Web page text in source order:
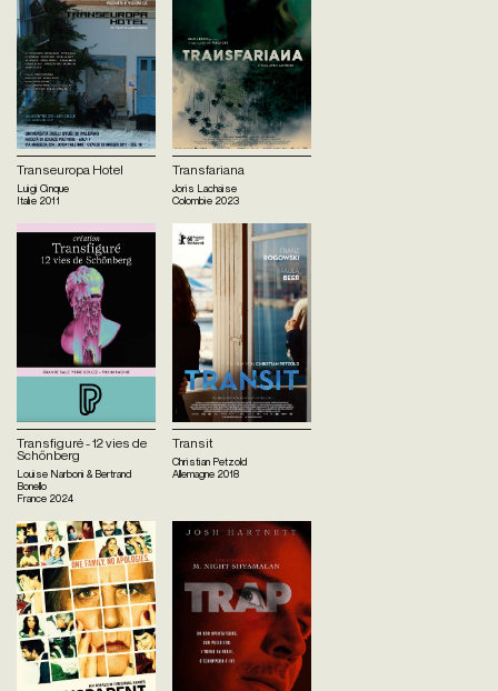
Transeuropa Hotel
Luigi Cinque
Italie 2011
Transfariana
Joris Lachaise
Colombie 2023
Transfiguré - 12 vies de
Schönberg
Louise Narboni & Bertrand
Bonello
France 2024
Transit
Christian Petzold
Allemagne 2018